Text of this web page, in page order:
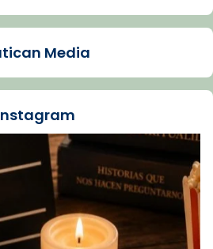
de Barcelona
depressió. Fa gairebé
Lluís Companys, la
comp
Vatican
es/iglesia/news/2026-
depresion-papa-viaje-
Media